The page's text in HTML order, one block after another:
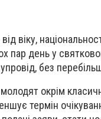
віку,
пар день у
без
окрім
термін